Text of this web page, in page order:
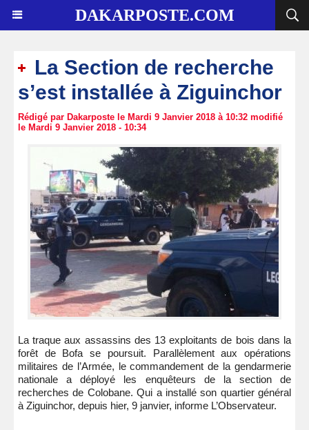
DAKARPOSTE.COM
La Section de recherche
s’est installée à Ziguinchor
Rédigé par Dakarposte le Mardi 9 Janvier 2018 à 10:32 modifié
le Mardi 9 Janvier 2018 - 10:34
La traque aux assassins des 13 exploitants de bois dans la
forêt de Bofa se poursuit. Parallèlement aux opérations
militaires de l’Armée, le commandement de la gendarmerie
nationale a déployé les enquêteurs de la section de
recherches de Colobane. Qui a installé son quartier général
à Ziguinchor, depuis hier, 9 janvier, informe L’Observateur.